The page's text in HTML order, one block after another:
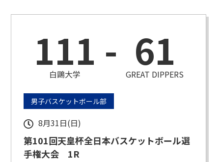
111
白鷗大学 - 61
GREAT DIPPERS
男子バスケットボール部
8月31日(日)
第101回天皇杯全日本バスケットボール選
手権大会 1R